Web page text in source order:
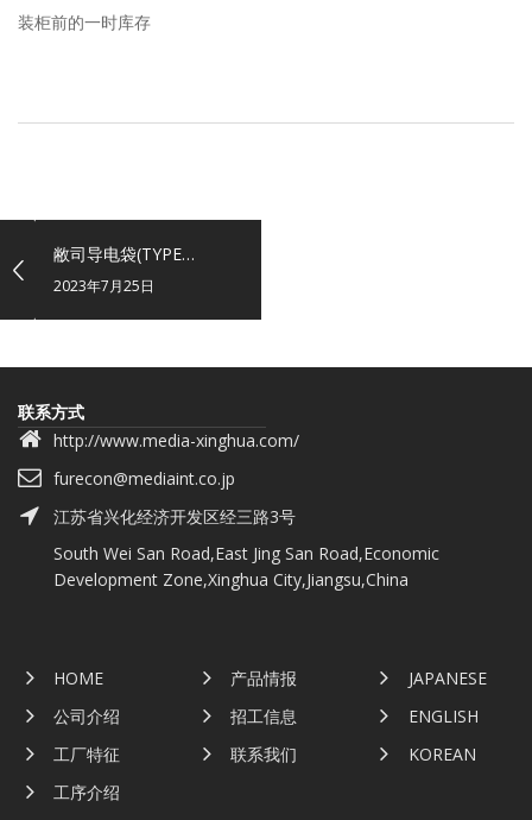
装柜前的一时库存
敝司导电袋(TYPE…
2023年7月25日
联系方式
http://www.media-xinghua.com/
furecon@mediaint.co.jp
江苏省兴化经济开发区经三路3号
South Wei San Road,East Jing San Road,Economic
Development Zone,Xinghua City,Jiangsu,China
HOME
公司介绍
工厂特征
工序介绍
产品情报
招工信息
联系我们
JAPANESE
ENGLISH
KOREAN